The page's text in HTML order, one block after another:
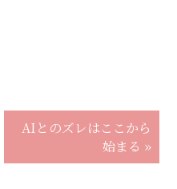
AIとのズレはここから
始まる »